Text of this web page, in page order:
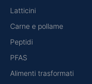
Latticini
Carne e pollame
Peptidi
PFAS
Alimenti trasformati